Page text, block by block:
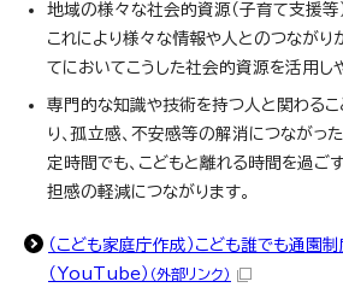
地域の様々な社会的資源（子育て支援等
これにより様々な情報や人とのつながり
てにおいてこうした社会的資源を活用し
専門的な知識や技術を持つ人と関わるこ
り、孤立感、不安感等の解消につながっ
定時間でも、こどもと離れる時間を過ご
担感の軽減につながります。
（こども家庭庁作成）こども誰でも通園
（YouTube） （外部リンク）